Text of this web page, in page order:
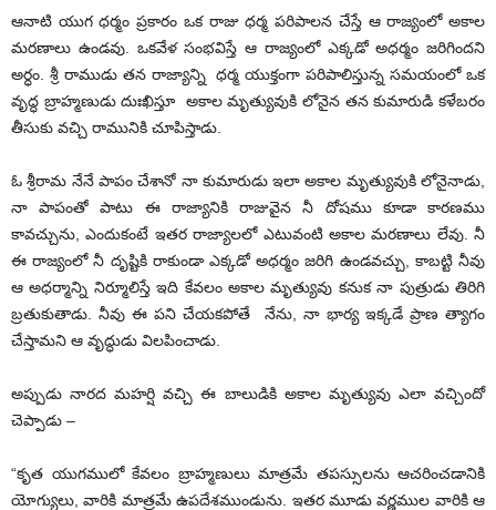
ఆనాటి యుగ ధర్మం ప్రకారం ఒక రాజు ధర్మ పరిపాలన చేస్తే ఆ రాజ్యంలో అకాల
మరణాలు ఉండవు. ఒకవేళ సంభవిస్తే ఆ రాజ్యంలో ఎక్కడో అధర్మం జరిగిందని
అర్ధం. శ్రీ రాముడు తన రాజ్యాన్ని ధర్మ యుక్తంగా పరిపాలిస్తున్న సమయంలో ఒక
వృద్ధ బ్రాహ్మణుడు దుఃఖిస్తూ అకాల మృత్యువుకి లోనైన తన కుమారుడి కళేబరం
తీసుకు వచ్చి రామునికి చూపిస్తాడు.
ఓ శ్రీరామ నేనే పాపం చేశానో నా కుమారుడు ఇలా అకాల మృత్యువుకి లోనైనాడు,
నా పాపంతో పాటు ఈ రాజ్యానికి రాజువైన నీ దోషము కూడా కారణము
కావచ్చును, ఎందుకంటే ఇతర రాజ్యాలలో ఎటువంటి అకాల మరణాలు లేవు. నీ
ఈ రాజ్యంలో నీ దృష్టికి రాకుండా ఎక్కడో అధర్మం జరిగి ఉండవచ్చు, కాబట్టి నీవు
ఆ అధర్మాన్ని నిర్మూలిస్తే ఇది కేవలం అకాల మృత్యువు కనుక నా పుత్రుడు తిరిగి
బ్రతుకుతాడు. నీవు ఈ పని చేయకపోతే నేను, నా భార్య ఇక్కడే ప్రాణ త్యాగం
చేస్తామని ఆ వృద్ధుడు విలపించాడు.
అప్పుడు నారద మహర్షి వచ్చి ఈ బాలుడికి అకాల మృత్యువు ఎలా వచ్చిందో
చెప్పాడు –
“కృత యుగములో కేవలం బ్రాహ్మణులు మాత్రమే తపస్సులను ఆచరించడానికి
యోగ్యులు, వారికి మాత్రమే ఉపదేశముండును. ఇతర మూడు వర్ణముల వారికి ఆ